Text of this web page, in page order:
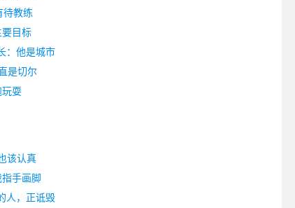
待教练
目标
：他是城市
是切尔
玩耍
该认真
手画脚
人，正诋毁